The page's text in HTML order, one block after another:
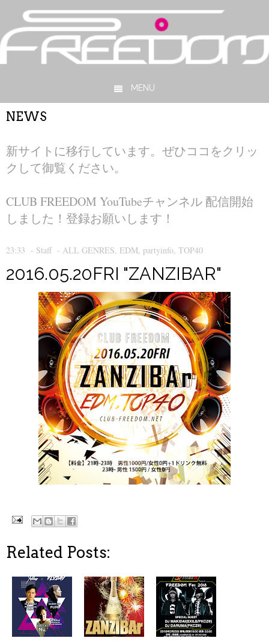
MENU
Skip to content
NEWS
新サイトに移行しています。ぜひココをクリッ
クして御覧ください。
CLUB FREEDOM YouTubeチャンネル 配信開始
しました！登録お願いします！
23:33 - Staff- ALL GENRES EDM partyinfo TOP40
2016.05.20FRI "ZANZIBAR"
Related Posts: